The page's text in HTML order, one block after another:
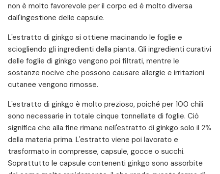
non è molto favorevole per il corpo ed è molto diversa
dall'ingestione delle capsule.
L'estratto di ginkgo si ottiene macinando le foglie e
sciogliendo gli ingredienti della pianta. Gli ingredienti curativi
delle foglie di ginkgo vengono poi filtrati, mentre le
sostanze nocive che possono causare allergie e irritazioni
cutanee vengono rimosse.
L'estratto di ginkgo è molto prezioso, poiché per 100 chili
sono necessarie in totale cinque tonnellate di foglie. Ciò
significa che alla fine rimane nell'estratto di ginkgo solo il 2%
della materia prima. L'estratto viene poi lavorato e
trasformato in compresse, capsule, gocce o succhi.
Soprattutto le capsule contenenti ginkgo sono assorbite